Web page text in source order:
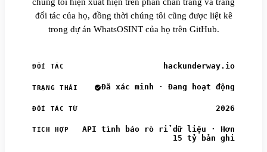
chúng tôi hiện xuất hiện trên phần chân trang và trang
đối tác của họ, đồng thời chúng tôi cũng được liệt kê
trong dự án WhatsOSINT của họ trên GitHub.
ĐỐI TÁC hackunderway.io
TRẠNG THÁI Đã xác minh · Đang hoạt động
ĐỐI TÁC TỪ 2026
TÍCH HỢP
API tình báo rò rỉ dữ liệu · Hơn
15 tỷ bản ghi